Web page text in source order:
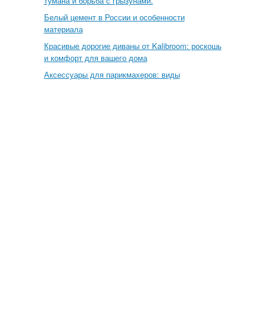
Белый цемент в России и особенности
материала
Красивые дорогие диваны от Kalibroom: роскошь
и комфорт для вашего дома
Аксессуары для парикмахеров: виды